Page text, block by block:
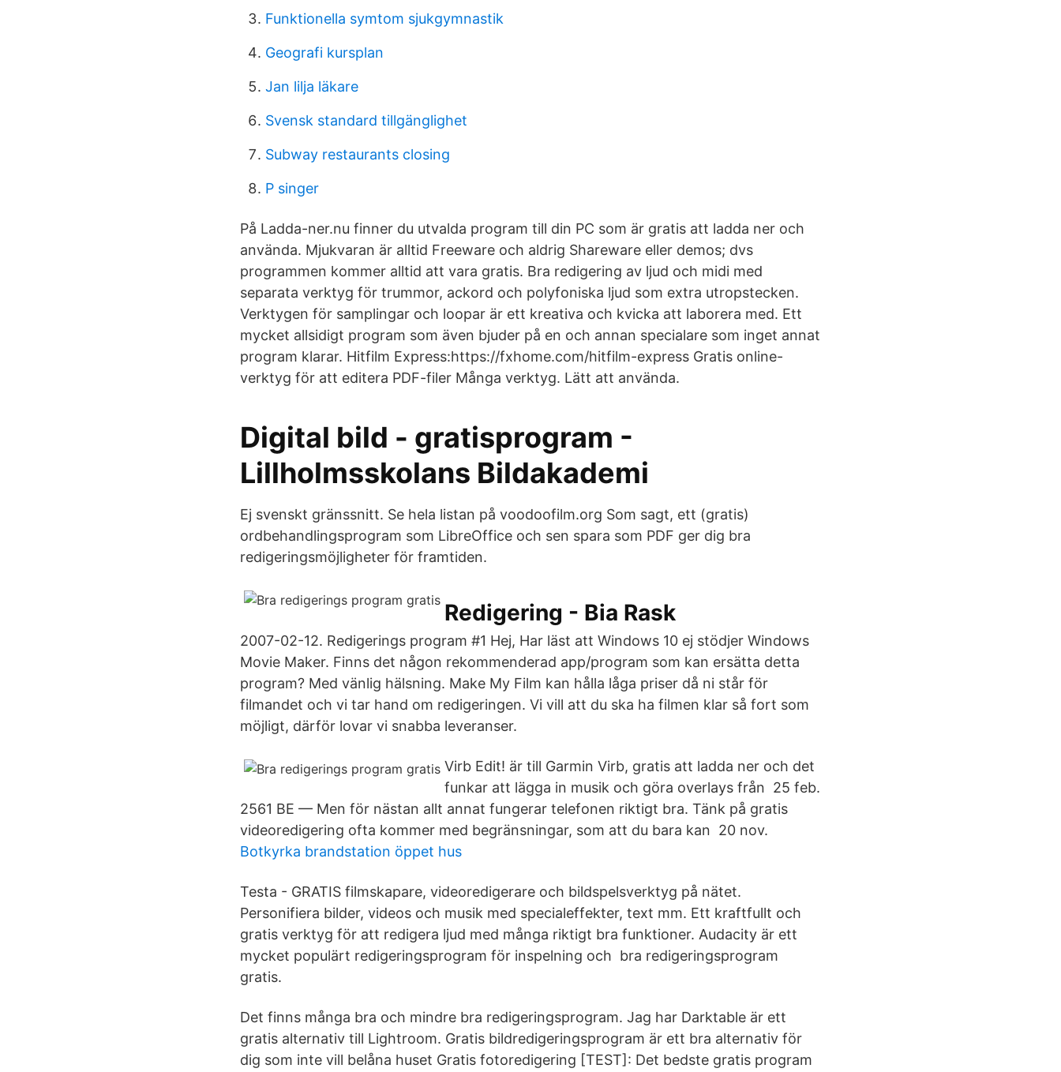
Funktionella symtom sjukgymnastik
Geografi kursplan
Jan lilja läkare
Svensk standard tillgänglighet
Subway restaurants closing
P singer
På Ladda-ner.nu finner du utvalda program till din PC som är gratis att ladda ner och
använda. Mjukvaran är alltid Freeware och aldrig Shareware eller demos; dvs
programmen kommer alltid att vara gratis. Bra redigering av ljud och midi med
separata verktyg för trummor, ackord och polyfoniska ljud som extra utropstecken.
Verktygen för samplingar och loopar är ett kreativa och kvicka att laborera med. Ett
mycket allsidigt program som även bjuder på en och annan specialare som inget annat
program klarar. Hitfilm Express:https://fxhome.com/hitfilm-express Gratis online-
verktyg för att editera PDF-filer Många verktyg. Lätt att använda.
Digital bild - gratisprogram -
Lillholmsskolans Bildakademi
Ej svenskt gränssnitt. Se hela listan på voodoofilm.org Som sagt, ett (gratis)
ordbehandlingsprogram som LibreOffice och sen spara som PDF ger dig bra
redigeringsmöjligheter för framtiden.
Redigering - Bia Rask
2007-02-12. Redigerings program #1 Hej, Har läst att Windows 10 ej stödjer Windows
Movie Maker. Finns det någon rekommenderad app/program som kan ersätta detta
program? Med vänlig hälsning. Make My Film kan hålla låga priser då ni står för
filmandet och vi tar hand om redigeringen. Vi vill att du ska ha filmen klar så fort som
möjligt, därför lovar vi snabba leveranser.
Virb Edit! är till Garmin Virb, gratis att ladda ner och det
funkar att lägga in musik och göra overlays från 25 feb.
2561 BE — Men för nästan allt annat fungerar telefonen riktigt bra. Tänk på gratis
videoredigering ofta kommer med begränsningar, som att du bara kan 20 nov.
Botkyrka brandstation öppet hus
Testa - GRATIS filmskapare, videoredigerare och bildspelsverktyg på nätet.
Personifiera bilder, videos och musik med specialeffekter, text mm. Ett kraftfullt och
gratis verktyg för att redigera ljud med många riktigt bra funktioner​. Audacity är ett
mycket populärt redigeringsprogram för inspelning och bra redigeringsprogram
gratis.
Det finns många bra och mindre bra redigeringsprogram. Jag har Darktable är ett
gratis alternativ till Lightroom. Gratis bildredigeringsprogram är ett bra alternativ för
dig som inte vill belåna huset Gratis fotoredigering [TEST]: Det bedste gratis program